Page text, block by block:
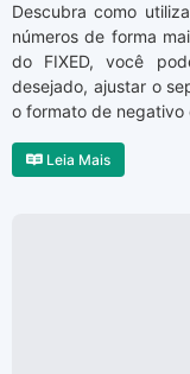
Descubra como
números de forma
do FIXED, você
desejado, ajustar o
o formato de negativo
Leia Mais